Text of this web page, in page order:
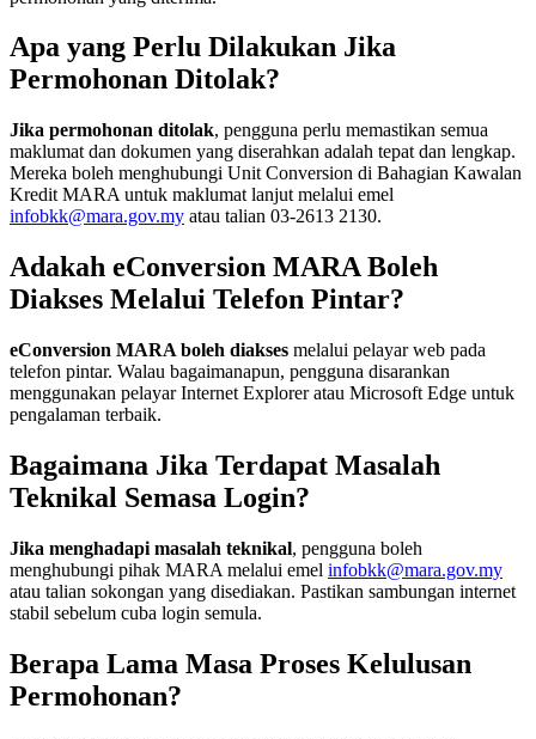
Apa yang Perlu Dilakukan Jika
Permohonan Ditolak?
Jika permohonan ditolak, pengguna perlu memastikan semua
maklumat dan dokumen yang diserahkan adalah tepat dan lengkap.
Mereka boleh menghubungi Unit Conversion di Bahagian Kawalan
Kredit MARA untuk maklumat lanjut melalui emel
infobkk@mara.gov.my atau talian 03-2613 2130.
Adakah eConversion MARA Boleh
Diakses Melalui Telefon Pintar?
eConversion MARA boleh diakses melalui pelayar web pada
telefon pintar. Walau bagaimanapun, pengguna disarankan
menggunakan pelayar Internet Explorer atau Microsoft Edge untuk
pengalaman terbaik.
Bagaimana Jika Terdapat Masalah
Teknikal Semasa Login?
Jika menghadapi masalah teknikal, pengguna boleh
menghubungi pihak MARA melalui emel infobkk@mara.gov.my
atau talian sokongan yang disediakan. Pastikan sambungan internet
stabil sebelum cuba login semula.
Berapa Lama Masa Proses Kelulusan
Permohonan?